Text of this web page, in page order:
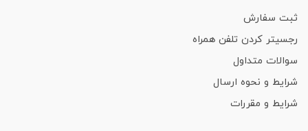
ثبت سفارش
رجسیتر کردن تلفن همراه
سوالات متداول
شرایط و نحوه ارسال
شرایط و مقررات